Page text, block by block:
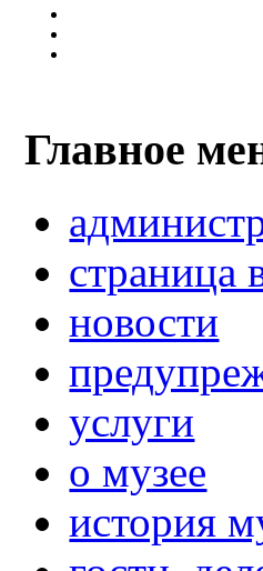
Главное
страница
новости
услуги
о музее
история